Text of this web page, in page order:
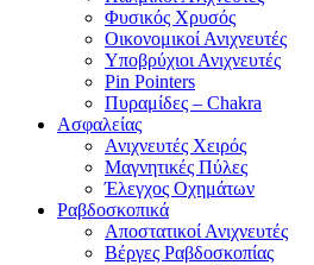
Φυσικός Χρυσός
Οικονομικοί Ανιχνευτές
Υποβρύχιοι Ανιχνευτές
Pin Pointers
Πυραμίδες – Chakra
Ασφαλείας
Ανιχνευτές Χειρός
Μαγνητικές Πύλες
Έλεγχος Οχημάτων
Ραβδοσκοπικά
Αποστατικοί Ανιχνευτές
Βέργες Ραβδοσκοπίας